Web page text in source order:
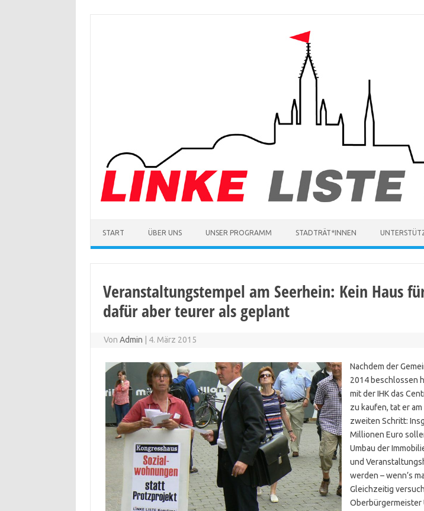
START ÜBER UNS UNSER PROGRAMM STADTRÄT*INNEN
Veranstaltungstempel am Seerhein: Kein Haus
dafür aber teurer als geplant
VonAdmin 4. März 2015
Nachdem der
2014 beschlossen
mit der IHK das
zu kaufen, tat er
zweiten Schritt:
Millionen Euro
Umbau der
und
werden – wenn’s
Gleichzeitig
Oberbürgermeister